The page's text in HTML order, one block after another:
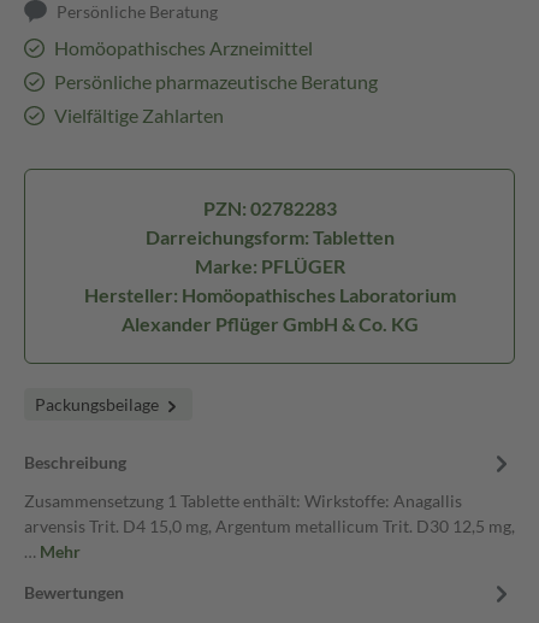
Persönliche Beratung
Homöopathisches Arzneimittel
Persönliche pharmazeutische Beratung
Vielfältige Zahlarten
PZN: 02782283
Darreichungsform: Tabletten
Marke: PFLÜGER
Hersteller: Homöopathisches Laboratorium
Alexander Pflüger GmbH & Co. KG
Packungsbeilage
Beschreibung
Zusammensetzung 1 Tablette enthält: Wirkstoffe: Anagallis
arvensis Trit. D4 15,0 mg, Argentum metallicum Trit. D30 12,5 mg,
… Mehr
Bewertungen